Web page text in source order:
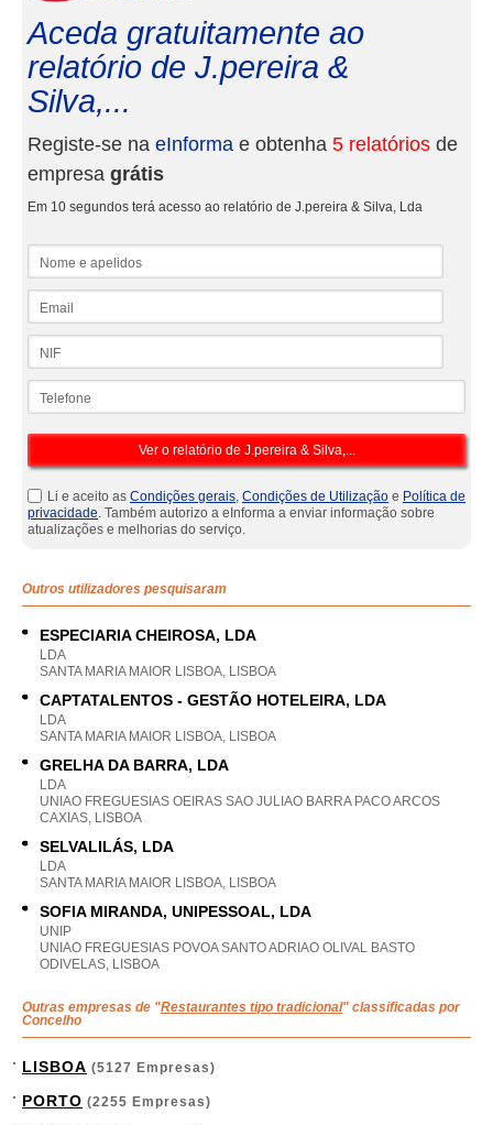
Aceda gratuitamente ao
relatório de J.pereira &
Silva,...
Registe-se na eInforma e obtenha 5 relatórios de
empresa grátis
Em 10 segundos terá acesso ao relatório de J.pereira & Silva, Lda
Li e aceito as Condições gerais, Condições de Utilização e Política de
privacidade. Também autorizo a eInforma a enviar informação sobre
atualizações e melhorias do serviço.
Outros utilizadores pesquisaram
ESPECIARIA CHEIROSA, LDA
LDA
SANTA MARIA MAIOR LISBOA, LISBOA
CAPTATALENTOS - GESTÃO HOTELEIRA, LDA
LDA
SANTA MARIA MAIOR LISBOA, LISBOA
GRELHA DA BARRA, LDA
LDA
UNIAO FREGUESIAS OEIRAS SAO JULIAO BARRA PACO ARCOS
CAXIAS, LISBOA
SELVALILÁS, LDA
LDA
SANTA MARIA MAIOR LISBOA, LISBOA
SOFIA MIRANDA, UNIPESSOAL, LDA
UNIP
UNIAO FREGUESIAS POVOA SANTO ADRIAO OLIVAL BASTO
ODIVELAS, LISBOA
Outras empresas de "Restaurantes tipo tradicional" classificadas por
Concelho
LISBOA (5127 Empresas)
PORTO (2255 Empresas)